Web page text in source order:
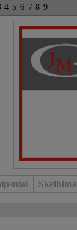
4 5 6 7 8 9